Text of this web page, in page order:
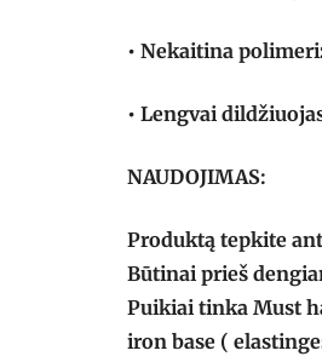
• Nekaitina
• Lengvai
NAUDOJIMAS:
Produktą tepkite
Būtinai prieš
Puikiai tinka Must
iron base (